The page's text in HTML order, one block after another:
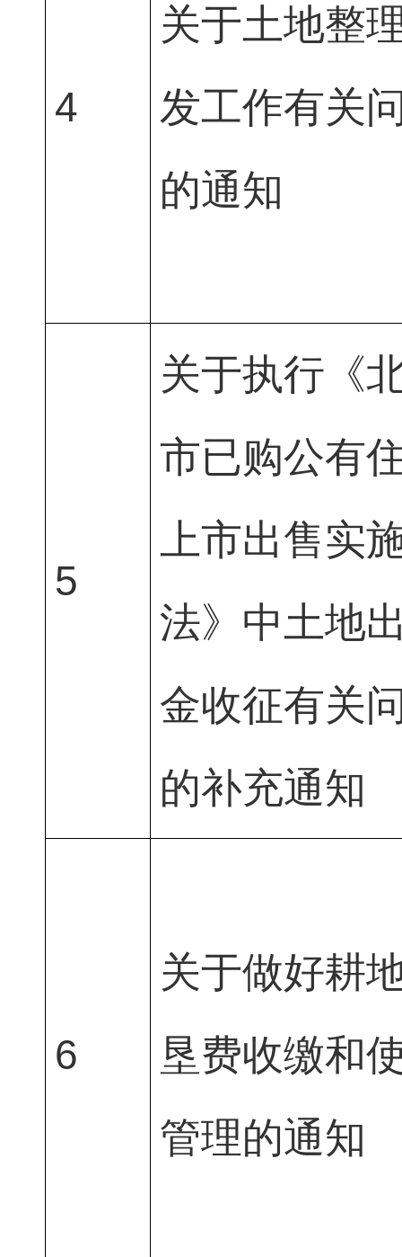
4
关于土地整
发工作有关
的通知
5
关于执行《
市已购公有
上市出售实
法》中土地
金收征有关
的补充通知
6
关于做好耕
垦费收缴和
管理的通知